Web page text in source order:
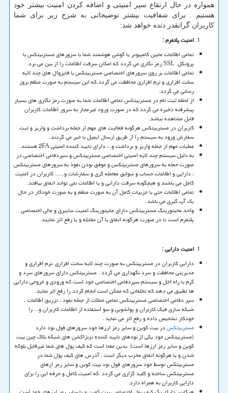
همواره در حال ارتقاع سپر امنیتی و اضافه کردن امنیت بیشتر خود
هستیم . برای شفافیت بیشتر توضیحاتی به شرح زیر برای شما
کاربران گرانقدر دتده خواهد شد:
امنیت پلتفرم :
تمامی اطلاعات مابین کامپیوتر یا گوشی هوشمند شما با سرورهای مستربیتکس با
پروتکل SSLرمز نگاری می گردد که امکان سرقت اطلاعات را از بین می برد.
تمامی اطلاعات بر روی سرورهای اختصاصی مستربیتکس با فایروال های چند لایه
سخت افزاری و نرم افزاری محافظت می گردد.که این سیستم به صورت منظم بروز
رسانی می گردد.
از لحظه ثبت نام در مستربیتکس تمامی اطلاعات شما به صورت رمز نگاری های بسیار
پیشرفته ذخیره می گردد که در صورت ورود غیرمجاز به سرور اطلاعات کاربران
قابل مشاهده نباشد.
کاربران در مستربیتکس هرگونه فعالیت های مهم از جمله برداشت و واریز و ثبت
سفارش ورود به سیستم را از طریق ارسال ایمیل با خبر می گردند.
عملیات مهم از جمله واریز و برداشت و... دارای تایید کننده امنیتی2FAهستند.
به دلیل سیستم چند لایه امنیتی اختصاصی مستربیتکس و سپردفاعی اختصاصی در
صورت حمله به سرورهایمستربیتکسو موفق بودن نفوذ به سرورهای مستربیتکس
، دارایی و اطلاعات حساب و سوابق معامله گری و سفارشات و...... کاربران در امنیت
کامل می باشند و هیچگونه سرقت دارایی و یا اطلاعات نمی تواند اتفاق بیافتد.
تمامی اطلاعات حتی با جزییات کامل آن به صورت منظم و به صورت خودکار در حال
بک آپ گیری می باشد.
واحد مانیتورینگ مستربیتکس دارای مانیتورینگ امنیت سایبری و مالی اختصاصی
پلتفرم است تا در صورت هرگونه اتفاق با آن مقابله و یا رفع اثر نمایند.
امنیت دارایی :
دارایی کاربران در مستربیتکس به صورت چند لایه سخت افزاری ،نرم افزاری و
مدیریتی محافظت و سرد نگهداری می گردد . مستربیتکس دارای سرورهای سرد و
گرم با راه اخل و سیستم سپردفاعی اختصاصی خود است که ورودی و خروجی دارایی
ها تطبیق می دهد که تخلفاتی که ممکن است انجام گردد را رفع اثر نماید.
سپر دفاعی اختصاصی مستربیتکس تمامی حملات از جمله نفوذ ، تزریق اطلاعات ،
شبکه سازی فیک کاربران و پولشویی و سو استفاده از اطلاعات کاربران و... را
خودکار تشخیص داده و رفع اثر می نماید .
مستربیتکسدر بیت کوین و سایر رمز ارزها خود سرورهای فول نود دارد
(مستربیتکس خود یکی از نودهای تایید کننده ترنزاکشن های شبکه بلاک چین بیت
کوین و سایر رمز ارزها است). بدین معنا است که کیف پول های شما غیرقابل بلوکه
شدن و یا هرگونه اتفاق مخرب دیگر است . آدرس های کیف پول شما در
مستربیتکس توسط خود سرورهای فول نود بیت کوین و سایر رمز ارهای
مستربیتکس ساخته و کلید گزاری می گردد .که امنیت کامل و حرفه ایی را برای
دارایی کاربران به همراه دارد.